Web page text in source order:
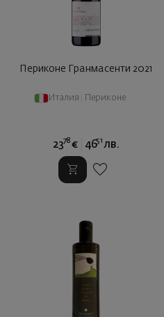
Периконе Гранмасенти 2021
Италия Периконе
2378 € 4651 лв.